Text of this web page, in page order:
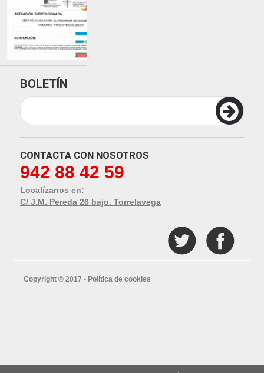
BOLETÍN
CONTACTA CON NOSOTROS
942 88 42 59
Localízanos en:
C/ J.M. Pereda 26 bajo. Torrelavega
Copyright © 2017 - Política de cookies